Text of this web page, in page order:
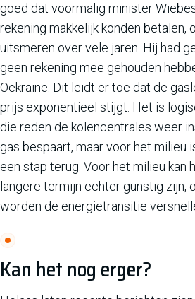
goed dat voormalig minister
rekening makkelijk konden betalen,
uitsmeren over vele jaren. Hij had
geen rekening mee gehouden
Oekraïne. Dit leidt er toe dat de
prijs exponentieel stijgt. Het is
die reden de kolencentrales weer
gas bespaart, maar voor het milieu
een stap terug. Voor het milieu
langere termijn echter gunstig zijn,
worden de energietransitie
Kan het nog erger?